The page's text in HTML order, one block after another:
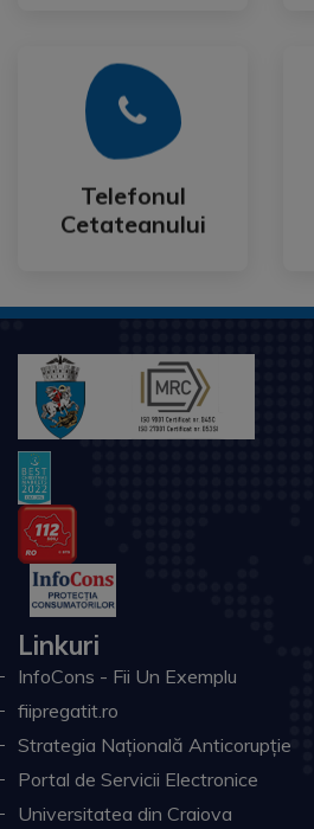
Telefonul
Cetateanului
Telefonul
Cetateanului
Mai Mult
Linkuri
InfoCons - Fii Un Exemplu
fiipregatit.ro
Strategia Națională Anticorupție
Portal de Servicii Electronice
Universitatea din Craiova